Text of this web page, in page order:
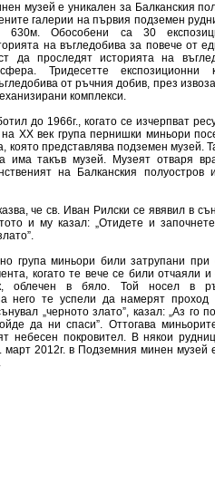
музей е уникален за Балканския
галерии на първия подземен
630м. Обособени са 30
на въгледобива за повече от
да проследят историята на
Тридесетте експозиционни
от ръчния добив, през
комплекси.
до 1966г., когато се изчерпват
ХХ век група пернишки миньори
която представлява подземен музей.
има такъв музей. Музеят отваря
на Балканския
че св. Иван Рилски се явявил в
и му казал: „Отидете и
група миньори били затрупани при
когато те вече се били отчаяли и
облечен в бяло. Той носел в
него те успели да намерят
„черното злато”, казал: „Аз го
да ни спаси”. Оттогава
небесен покровител. В някои
март 2012г. в Подземния минен музей